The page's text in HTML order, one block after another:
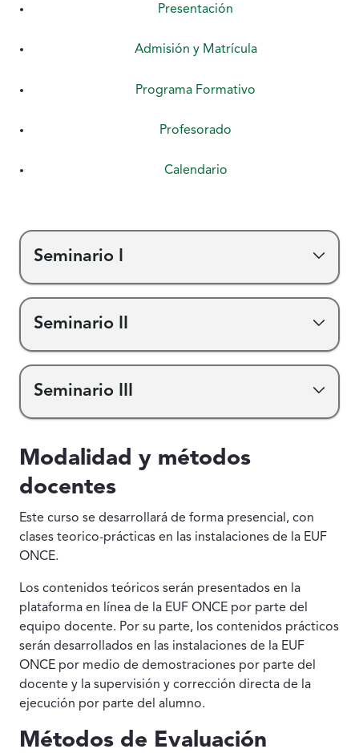
Presentación
Admisión y Matrícula
Programa Formativo
Profesorado
Calendario
Contenido de la sección
Seminario I
Seminario II
Seminario III
Modalidad y métodos
docentes
Este curso se desarrollará de forma presencial, con
clases teorico-prácticas en las instalaciones de la EUF
ONCE.
Los contenidos teóricos serán presentados en la
plataforma en línea de la EUF ONCE por parte del
equipo docente. Por su parte, los contenidos prácticos
serán desarrollados en las instalaciones de la EUF
ONCE por medio de demostraciones por parte del
docente y la supervisión y corrección directa de la
ejecución por parte del alumno.
Métodos de Evaluación